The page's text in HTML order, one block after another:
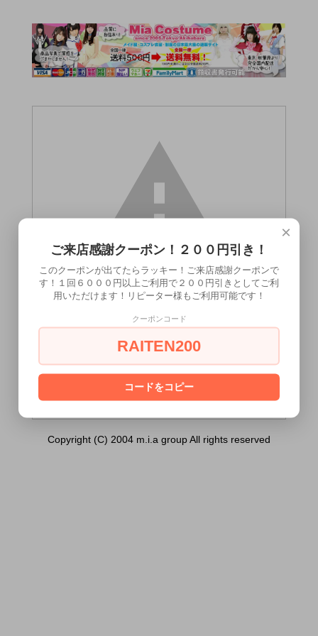
ショーツ ５０枚組 （ブラウン））は18
[ はい ] [ いいえ ]
Copyright (C) 2004 m.i.a group All rights reserved
×
ご来店感謝クーポン！２００円引き！
このクーポンが出てたらラッキー！ご来店感謝クーポンで
す！１回６０００円以上ご利用で２００円引きとしてご利
用いただけます！リピーター様もご利用可能です！
クーポンコード
RAITEN200
コードをコピー